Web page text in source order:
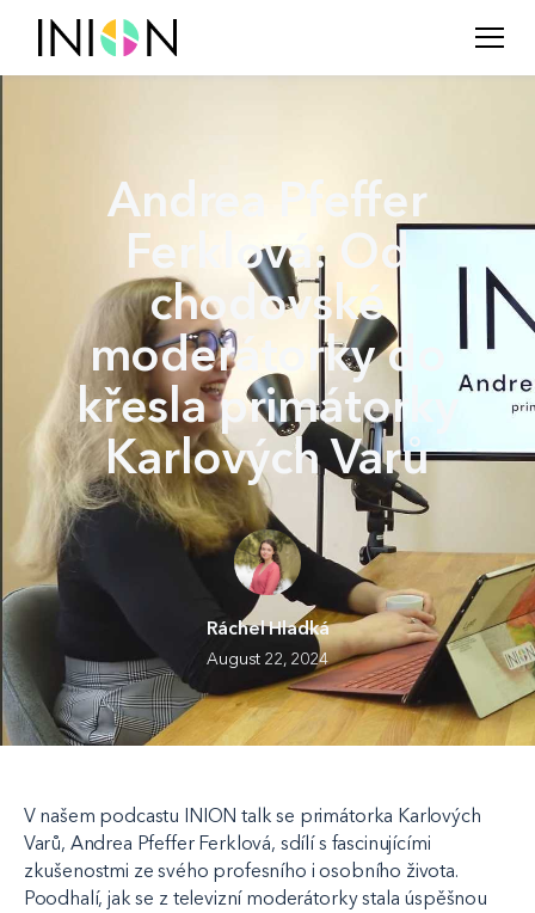
Andrea Pfeffer
Ferklová: Od
chodovské
moderátorky do
křesla primátorky
Karlových Varů
Ráchel Hladká
August 22, 2024
V našem podcastu INION talk se primátorka Karlových
Varů, Andrea Pfeffer Ferklová, sdílí s fascinujícími
zkušenostmi ze svého profesního i osobního života.
Poodhalí, jak se z televizní moderátorky stala úspěšnou